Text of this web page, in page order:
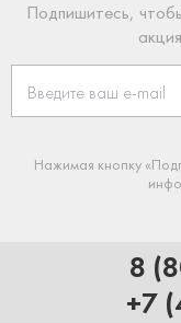
Подпишитесь,
Нажимая кнопку
8
+7